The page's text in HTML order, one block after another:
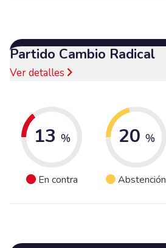
Partido Cambio Radical
Ver detalles
13 %
En contra
20 %
Abstención